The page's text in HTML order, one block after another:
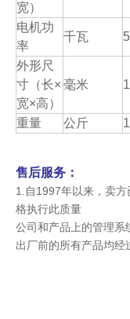
宽）
电机功
率
千瓦
外形尺
寸（长×
宽×高）
毫米
重量 公斤
售后服务：
1.自1997年以来，卖
格执行此质量
公司和产品上的管理系
出厂前的所有产品均经